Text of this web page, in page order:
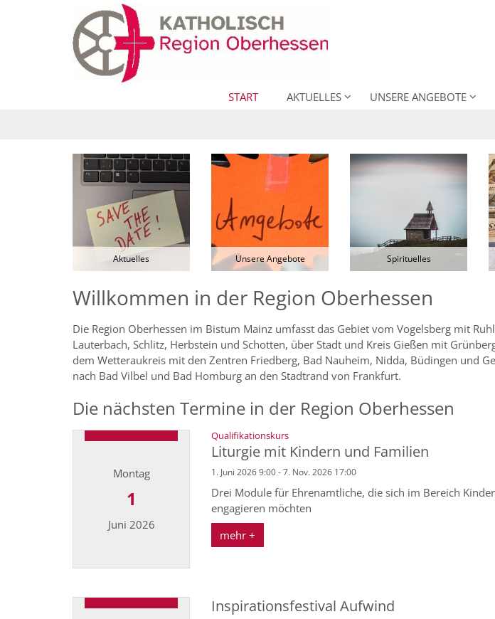
Zum Inhalt springen
START AKTUELLES UNSERE ANGEBOTE
Aktuelles Unsere Angebote Spirituelles
Willkommen in der Region Oberhessen
Die Region Oberhessen im Bistum Mainz umfasst das Gebiet vom Vogelsberg mit
Lauterbach, Schlitz, Herbstein und Schotten, über Stadt und Kreis Gießen mit
dem Wetteraukreis mit den Zentren Friedberg, Bad Nauheim, Nidda, Büdingen und
nach Bad Vilbel und Bad Homburg an den Stadtrand von Frankfurt.
Die nächsten Termine in der Region Oberhessen
Montag
1
Juni 2026
Qualifikationskurs:
Liturgie mit Kindern und Familien
1. Juni 2026 9:00 - 7. Nov. 2026 17:00
Drei Module für Ehrenamtliche, die sich im Bereich
engagieren möchten
mehr +
Inspirationsfestival Aufwind